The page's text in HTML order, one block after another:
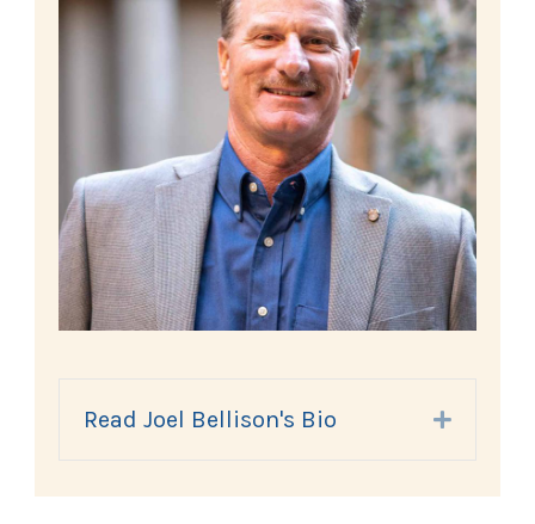
Read Joel Bellison's Bio Expand